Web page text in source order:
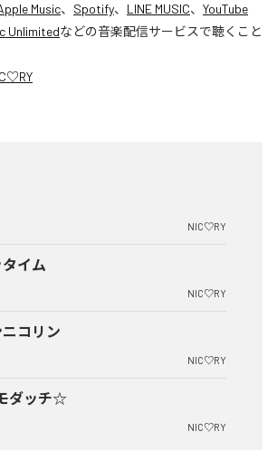
Music、 Spotify、 LINE MUSIC、 YouTube
Unlimitedなどの音楽配信サービスで聴くこと
NIC♡RY
イム
NIC♡RY
コリン
NIC♡RY
ダッチ☆
NIC♡RY